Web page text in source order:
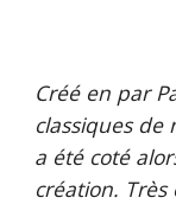
Créé en par
classiques de
a été coté
création.